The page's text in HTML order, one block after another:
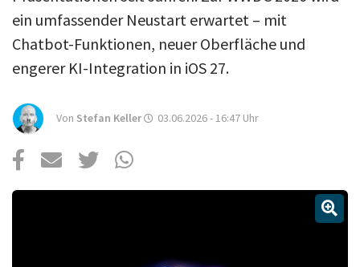
iPad
Tests
Tipps
Magazine
Über uns
Podcast
ein umfassender Neustart erwartet – mit
Chatbot-Funktionen, neuer Oberfläche und
engerer KI-Integration in iOS 27.
Von Stefan Keller 03.06.2026 - 16:47 Uhr